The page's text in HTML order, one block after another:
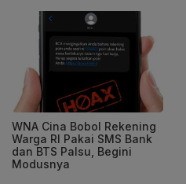
WNA Cina Bobol Rekening
Warga RI Pakai SMS Bank
dan BTS Palsu, Begini
Modusnya